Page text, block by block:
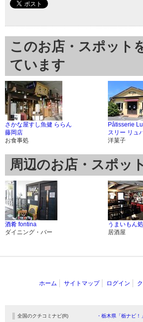
このお店・スポット
ています
さかな屋すし魚健 ららん
藤岡店
お食事処
Pâtisserie
スリー リュ
洋菓子
周辺のお店・スポット
酒肴 fontina
ダイニング・バー
うまいもん
居酒屋
ホーム サイトマップ ログイン
全国のクチコミナビ(R) ・栃木県「栃ナビ！」